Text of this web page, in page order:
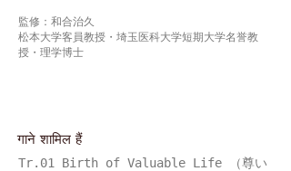
監修：和合治久
松本大学客員教授・埼玉医科大学短期大学名誉教
授・理学博士
गाने शामिल हैं
Tr.01 Birth of Valuable Life （尊い